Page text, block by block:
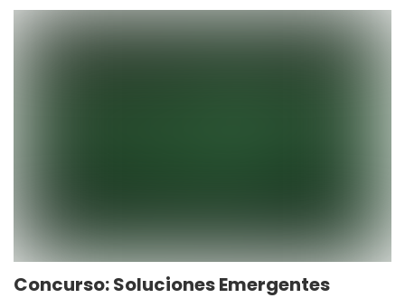
Concurso: Soluciones Emergentes